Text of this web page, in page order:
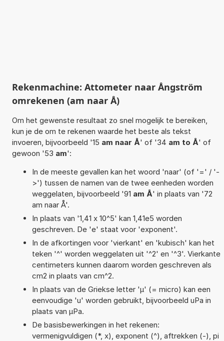
Rekenmachine: Attometer naar Ångström
omrekenen (am naar Å)
Om het gewenste resultaat zo snel mogelijk te bereiken,
kun je de om te rekenen waarde het beste als tekst
invoeren, bijvoorbeeld '15 am naar Å' of '34 am to Å' of
gewoon '53 am':
In de meeste gevallen kan het woord 'naar' (of '=' / '-
>') tussen de namen van de twee eenheden worden
weggelaten, bijvoorbeeld '91 am Å' in plaats van '72
am naar Å'.
In plaats van '1,41 x 10^5' kan 1,41e5 worden
geschreven. De 'e' staat voor 'exponent'.
In de afkortingen voor 'vierkant' en 'kubisch' kan het
teken '^' worden weggelaten uit '^2' en '^3'. Vierkante
centimeters kunnen daarom worden geschreven als
cm2 in plaats van cm^2.
In plaats van de Griekse letter 'µ' (= micro) kan een
eenvoudige 'u' worden gebruikt, bijvoorbeeld uPa in
plaats van µPa.
De basisbewerkingen in het rekenen:
vermenigvuldigen (*, x), exponent (^), aftrekken (-), pi